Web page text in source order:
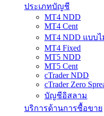
ประเภทบัญชี
MT4 NDD
MT4 Cent
MT4 NDD แบ
MT4 Fixed
MT5 NDD
MT5 Cent
cTrader NDD
cTrader Zero
บัญชีอิสลาม
บริการด้านการซื้อขาย